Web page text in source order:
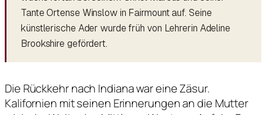
Tante Ortense Winslow in Fairmount auf. Seine
künstlerische Ader wurde früh von Lehrerin Adeline
Brookshire gefördert.
Die Rückkehr nach Indiana war eine Zäsur.
Kalifornien mit seinen Erinnerungen an die Mutter